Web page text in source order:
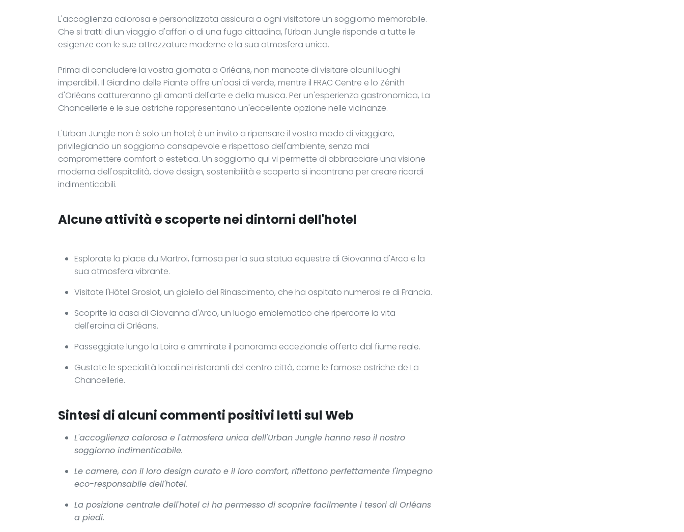
L'accoglienza calorosa e personalizzata assicura a ogni visitatore un soggiorno memorabile.
Che si tratti di un viaggio d'affari o di una fuga cittadina, l'Urban Jungle risponde a tutte le
esigenze con le sue attrezzature moderne e la sua atmosfera unica.
Prima di concludere la vostra giornata a Orléans, non mancate di visitare alcuni luoghi
imperdibili. Il Giardino delle Piante offre un'oasi di verde, mentre il FRAC Centre e lo Zénith
d'Orléans cattureranno gli amanti dell'arte e della musica. Per un'esperienza gastronomica, La
Chancellerie e le sue ostriche rappresentano un'eccellente opzione nelle vicinanze.
L'Urban Jungle non è solo un hotel; è un invito a ripensare il vostro modo di viaggiare,
privilegiando un soggiorno consapevole e rispettoso dell'ambiente, senza mai
compromettere comfort o estetica. Un soggiorno qui vi permette di abbracciare una visione
moderna dell'ospitalità, dove design, sostenibilità e scoperta si incontrano per creare ricordi
indimenticabili.
Alcune attività e scoperte nei dintorni dell'hotel
Esplorate la place du Martroi, famosa per la sua statua equestre di Giovanna d'Arco e la
sua atmosfera vibrante.
Visitate l'Hôtel Groslot, un gioiello del Rinascimento, che ha ospitato numerosi re di Francia.
Scoprite la casa di Giovanna d'Arco, un luogo emblematico che ripercorre la vita
dell'eroina di Orléans.
Passeggiate lungo la Loira e ammirate il panorama eccezionale offerto dal fiume reale.
Gustate le specialità locali nei ristoranti del centro città, come le famose ostriche de La
Chancellerie.
Sintesi di alcuni commenti positivi letti sul Web
L'accoglienza calorosa e l'atmosfera unica dell'Urban Jungle hanno reso il nostro
soggiorno indimenticabile.
Le camere, con il loro design curato e il loro comfort, riflettono perfettamente l'impegno
eco-responsabile dell'hotel.
La posizione centrale dell'hotel ci ha permesso di scoprire facilmente i tesori di Orléans
a piedi.